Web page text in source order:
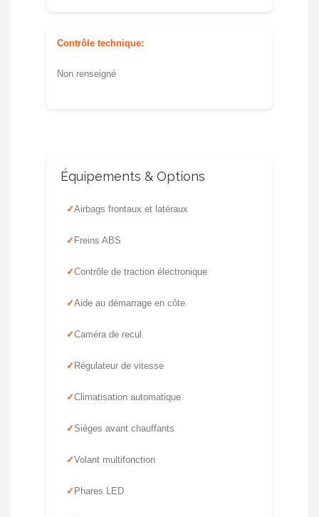
Contrôle technique:
Non renseigné
Équipements & Options
Airbags frontaux et latéraux
Freins ABS
Contrôle de traction électronique
Aide au démarrage en côte
Caméra de recul
Régulateur de vitesse
Climatisation automatique
Sièges avant chauffants
Volant multifonction
Phares LED